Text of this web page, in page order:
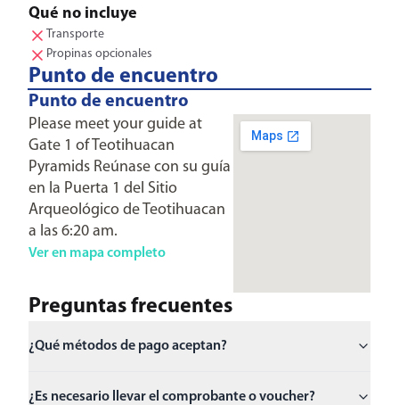
Qué no incluye
Transporte
Propinas opcionales
Punto de encuentro
Punto de encuentro
Please meet your guide at
Gate 1 of Teotihuacan
Pyramids Reúnase con su guía
en la Puerta 1 del Sitio
Arqueológico de Teotihuacan
a las 6:20 am.
Ver en mapa completo
Preguntas frecuentes
¿Qué métodos de pago aceptan?
¿Es necesario llevar el comprobante o voucher?